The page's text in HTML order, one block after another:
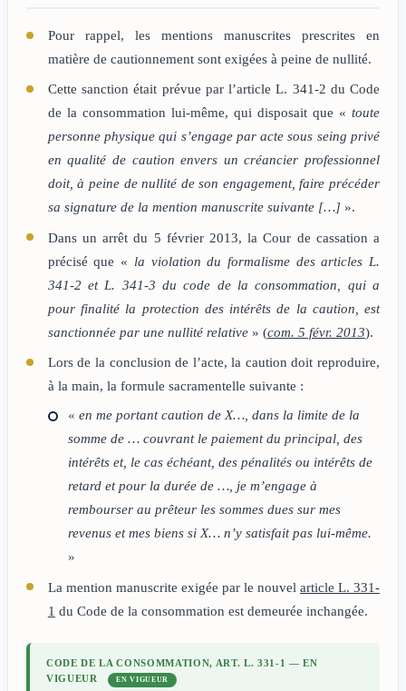
Pour rappel, les mentions manuscrites prescrites en
matière de cautionnement sont exigées à peine de nullité.
Cette sanction était prévue par l’article L. 341-2 du Code
de la consommation lui-même, qui disposait que « toute
personne physique qui s’engage par acte sous seing privé
en qualité de caution envers un créancier professionnel
doit, à peine de nullité de son engagement, faire précéder
sa signature de la mention manuscrite suivante […] ».
Dans un arrêt du 5 février 2013, la Cour de cassation a
précisé que « la violation du formalisme des articles L.
341-2 et L. 341-3 du code de la consommation, qui a
pour finalité la protection des intérêts de la caution, est
sanctionnée par une nullité relative» (com. 5 févr. 2013).
Lors de la conclusion de l’acte, la caution doit reproduire,
à la main, la formule sacramentelle suivante :
«en me portant caution de X…, dans la limite de la
somme de … couvrant le paiement du principal, des
intérêts et, le cas échéant, des pénalités ou intérêts de
retard et pour la durée de …, je m’engage à
rembourser au prêteur les sommes dues sur mes
revenus et mes biens si X… n’y satisfait pas lui-même.
»
La mention manuscrite exigée par le nouvel article L. 331-
1 du Code de la consommation est demeurée inchangée.
CODE DE LA CONSOMMATION, ART. L. 331-1 — EN
VIGUEUR
EN VIGUEUR